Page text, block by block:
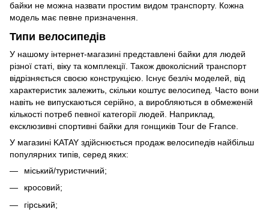
байки не можна назвати простим видом транспорту. Кожна
модель має певне призначення.
Типи велосипедів
У нашому інтернет-магазині представлені байки для людей
різної статі, віку та комплекції. Також двоколісний транспорт
відрізняється своєю конструкцією. Існує безліч моделей, від
характеристик залежить, скільки коштує велосипед. Часто вони
навіть не випускаються серійно, а виробляються в обмеженій
кількості потреб певної категорії людей. Наприклад,
ексклюзивні спортивні байки для гонщиків Tour de France.
У магазині KATAY здійснюється продаж велосипедів найбільш
популярних типів, серед яких:
міський/туристичний;
кросовий;
гірський;